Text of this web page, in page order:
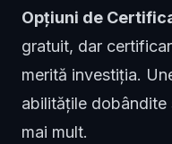
Opțiuni de
gratuit, dar
merită investiția.
abilitățile dobândite
mai mult.